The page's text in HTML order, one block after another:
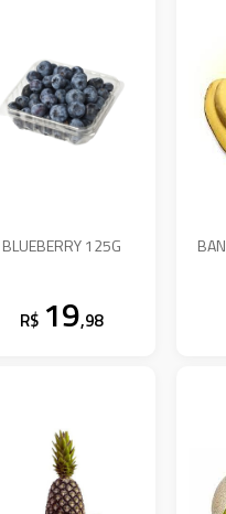
BLUEBERRY 125G
R$ 19,98